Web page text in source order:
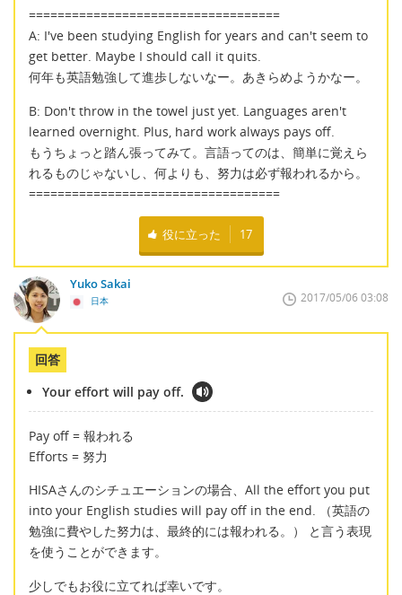
===================================
A: I've been studying English for years and can't seem to
get better. Maybe I should call it quits.
何年も英語勉強して進歩しないなー。あきらめようかなー。
B: Don't throw in the towel just yet. Languages aren't
learned overnight. Plus, hard work always pays off.
もうちょっと踏ん張ってみて。言語ってのは、簡単に覚えら
れるものじゃないし、何よりも、努力は必ず報われるから。
===================================
役に立った 17
Yuko Sakai
日本 2017/05/06 03:08
回答
Your effort will pay off.
Pay off = 報われる
Efforts = 努力
HISAさんのシチュエーションの場合、All the effort you put
into your English studies will pay off in the end. （英語の
勉強に費やした努力は、最終的には報われる。） と言う表現
を使うことができます。
少しでもお役に立てれば幸いです。